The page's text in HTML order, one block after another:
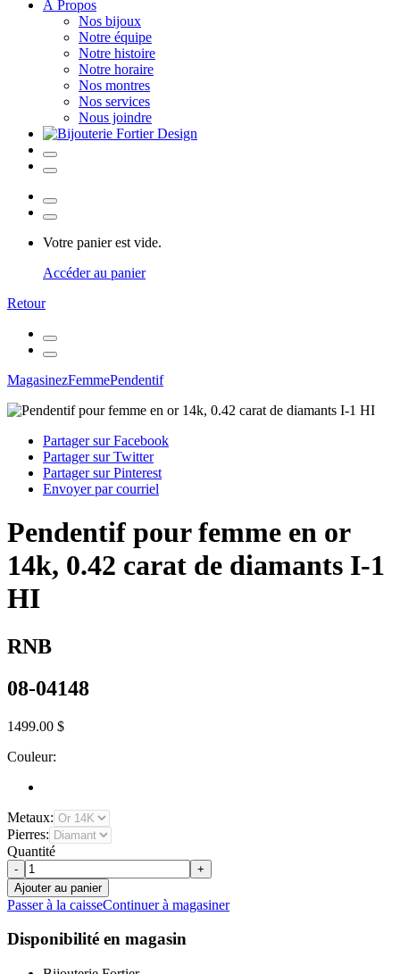
À Propos
Nos bijoux
Notre équipe
Notre histoire
Notre horaire
Nos montres
Nos services
Nous joindre
Votre panier est vide.
Accéder au panier
Retour
MagasinezFemmePendentif
Partager sur Facebook
Partager sur Twitter
Partager sur Pinterest
Envoyer par courriel
Pendentif pour femme en or
14k, 0.42 carat de diamants I-1
HI
RNB
08-04148
1499.00 $
Couleur:
Metaux:
Pierres:
Quantité
-
+
Ajouter au panier
Passer à la caisseContinuer à magasiner
Disponibilité en magasin